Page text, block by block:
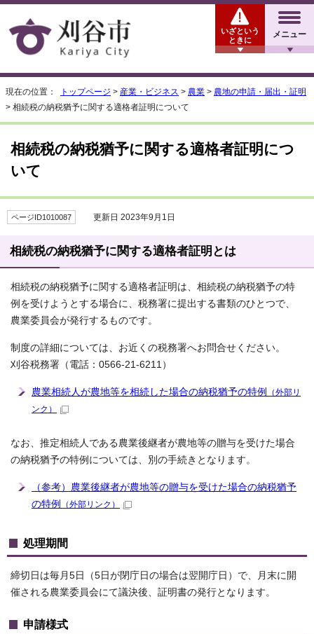
メニュー
いざという
ときに
現在の位置： トップページ > 産業・ビジネス > 農業 > 農地の申請・届出・証明
> 相続税の納税猶予に関する適格者証明について
相続税の納税猶予に関する適格者証明につ
いて
ページID1010087 更新日 2023年9月1日
相続税の納税猶予に関する適格者証明とは
相続税の納税猶予に関する適格者証明は、相続税の納税猶予の特
例を受けようとする場合に、税務署に提出する書類のひとつで、
農業委員会が発行するものです。
制度の詳細については、お近くの税務署へお問合せください。
刈谷税務署（電話：0566-21-6211）
農業相続人が農地等を相続した場合の納税猶予の特例
（外部リ
ンク）
なお、推定相続人である農業後継者が農地等の贈与を受けた場合
の納税猶予の特例については、別の手続きとなります。
（参考）農業後継者が農地等の贈与を受けた場合の納税猶予
の特例
（外部リンク）
処理期間
締切日は毎月5日（5日が閉庁日の場合は翌開庁日）で、月末に開
催される農業委員会にて議決後、証明書の発行となります。
申請様式